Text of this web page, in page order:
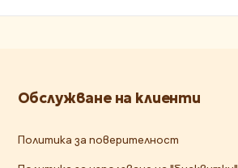
Обслужване на клиенти
Политика за поверителност